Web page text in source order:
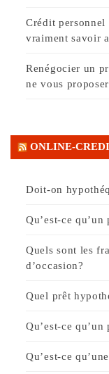
Crédit personnel
vraiment savoir
Renégocier un
ne vous
ONLINE-
Doit-on
Qu’est-ce
Quels sont les
d’occasion?
Quel prêt
Qu’est-ce qu’un
Qu’est-ce